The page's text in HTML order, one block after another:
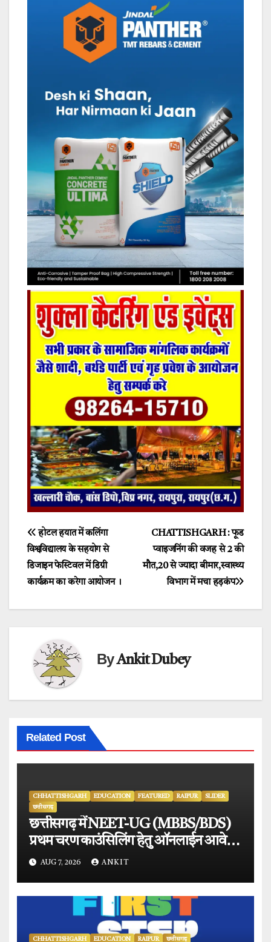
Post
navigation
CHATTISHGARH : फूड
प्वाइजनिंग की वजह से 2 की
मौत,20 से ज्यादा बीमार,स्वास्थ्य
विभाग में मचा हड़कंप
होटल हयात में कलिंगा
विश्वविद्यालय के सहयोग से
डिजाइन फेस्टिवल में डिग्री
कार्यक्रम का करेगा आयोजन ।
ByAnkit Dubey
Related Post
CHHATTISHGARH EDUCATION FEATURED RAIPUR
SLIDER
छत्तीसगढ़
छत्तीसगढ़ में NEET-UG (MBBS/BDS)
प्रथम चरण काउंसिलिंग हेतु ऑनलाईन आवेदन
प्रारंभ.
AUG 7, 2026 ANKIT
CHHATTISHGARH EDUCATION RAIPUR छत्तीसगढ़